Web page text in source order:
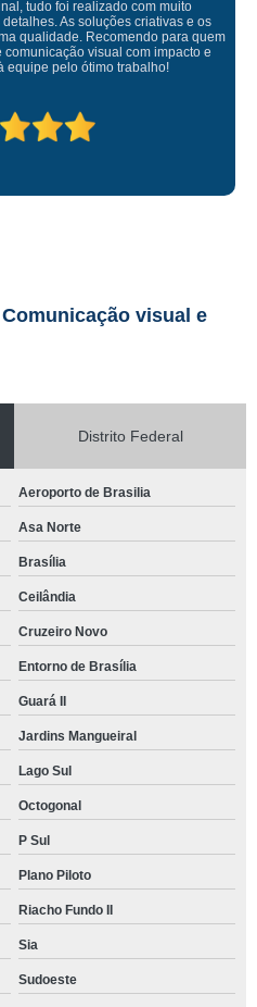
do prazo e a instalação da lona
de olhos fechados
visual e
Distrito Federal
Aeroporto de Brasilia
Asa Norte
Brasília
Ceilândia
Cruzeiro Novo
Entorno de Brasília
Guará II
Jardins Mangueiral
Lago Sul
Octogonal
P Sul
Plano Piloto
Riacho Fundo II
Sia
Sudoeste